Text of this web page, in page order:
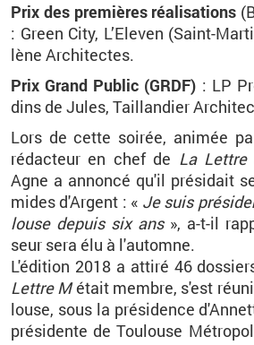
Prix des pre­mières réa­li­sa­tions
: Green City, L’Ele­ven (Saint-
lène Ar­chi­tectes.
Prix Grand Pu­blic (GRDF) : LP
dins de Jules, Taillan­dier
Lors de cette soi­rée, animée
rédac­teur en chef de La Lettre
Agne a an­noncé qu'il pré­si­dait
mides d'Ar­gent : « Je suis
louse de­puis six ans », a-t-il
seur sera élu à l'au­tomne.
L'édi­tion 2018 a at­tiré 46
Lettre Métait membre, s'est
louse, sous la pré­si­dence
pré­si­dente de Tou­louse